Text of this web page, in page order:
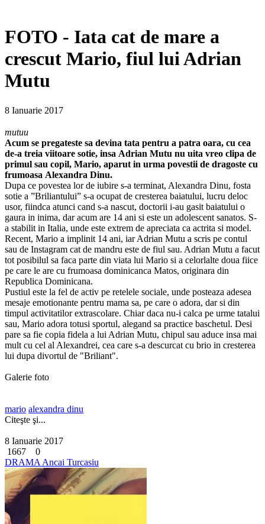
FOTO - Iata cat de mare a
crescut Mario, fiul lui Adrian
Mutu
8 Ianuarie 2017
mutuu
Acum se pregateste sa devina tata pentru a patra oara, cu cea
de-a treia viitoare sotie, insa Adrian Mutu nu uita vreo clipa de
primul sau copil, Mario, aparut in urma povestii de dragoste cu
frumoasa Alexandra Dinu.
Dupa ce povestea lor de iubire s-a terminat, Alexandra Dinu, fosta
sotie a ”Briliantului” s-a ocupat de cresterea baiatului, lucru deloc
usor, fiindca atunci cand s-a nascut, doctorii i-au gasit baiatului o
gaura in inima, dar acum are 14 ani si este un adolescent sanatos. S-
a stabilit in Italia, unde este extrem de apreciata ca actrita si model.
Recent, Mario a implinit 14 ani, iar Adrian Mutu a scris pe contul
sau de Instagram cat de mandru este de fiul sau. Adrian Mutu a facut
tot posibilul sa faca parte din viata lui Mario si a celorlalte doua fiice
pe care le are cu frumoasa dominicanca Matos, originara din
Republica Dominicana.
Pustiul este la fel de activ pe retelele sociale, unde posteaza adesea
mesaje emotionante pentru mama sa, pe care o adora, dar si din
timpul activitatilor extrascolare. Chiar daca nu-i calca pe urme tatalui
sau, Mario adora totusi sportul, alegand sa practice baschetul. Desi
pare sa fie copia fidela a lui Adrian Mutu, chipul sau aduce insa mai
mult cu cel al Alexandrei, cea care s-a descurcat cu brio in cresterea
lui dupa divortul de "Briliant".
Galerie foto
mario alexandra dinu
Citeşte şi...
8 Ianuarie 2017
1667
0
DRAMA Ancai Turcasiu